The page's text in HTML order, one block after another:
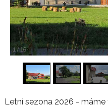
1 /16
Letní sezona 2026 -